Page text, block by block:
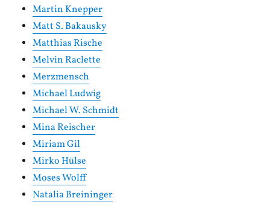
Martin Knepper
Matt S. Bakausky
Matthias Rische
Melvin Raclette
Merzmensch
Michael Ludwig
Michael W. Schmidt
Mina Reischer
Miriam Gil
Mirko Hülse
Moses Wolff
Natalia Breininger